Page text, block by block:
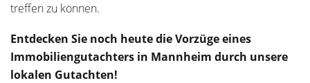
treffen zu können.
Entdecken Sie noch heute die Vorzüge eines
Immobiliengutachters in Mannheim durch unsere
lokalen Gutachten!